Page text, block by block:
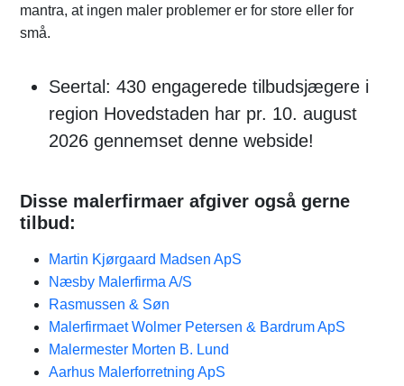
mantra, at ingen maler problemer er for store eller for
små.
Seertal: 430 engagerede tilbudsjægere i
region Hovedstaden har pr. 10. august
2026 gennemset denne webside!
Disse malerfirmaer afgiver også gerne
tilbud:
Martin Kjørgaard Madsen ApS
Næsby Malerfirma A/S
Rasmussen & Søn
Malerfirmaet Wolmer Petersen & Bardrum ApS
Malermester Morten B. Lund
Aarhus Malerforretning ApS